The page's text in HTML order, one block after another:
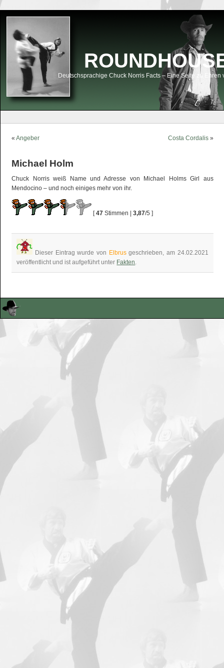
Deutschsprachige Chuck Norris Facts – Eine Seite zu
«Angeber Costa Cordalis»
Michael Holm
Chuck Norris weiß Name und Adresse von Michael Holms Girl aus
Mendocino – und noch einiges mehr von ihr.
[47 Stimmen |3,87/5 ]
Dieser Eintrag wurde von Elbrusgeschrieben, am 24.02.2021
veröffentlicht und ist aufgeführt unter Fakten.